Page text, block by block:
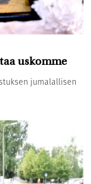
uskomme
jumalallisen